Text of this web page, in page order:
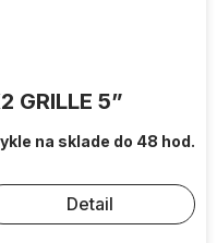
GRILLE 5”
na sklade do 48 hod.
Detail